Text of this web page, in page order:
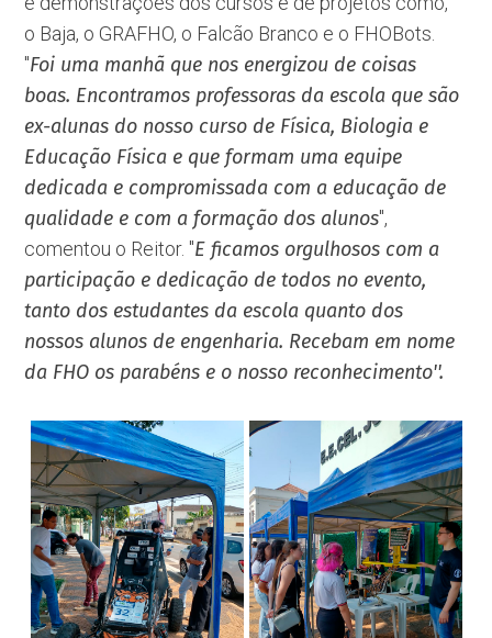
o Baja, o GRAFHO, o Falcão Branco e o FHOBots.
''Foi uma manhã que nos energizou de coisas
boas. Encontramos professoras da escola que são
ex-alunas do nosso curso de Física, Biologia e
Educação Física e que formam uma equipe
dedicada e compromissada com a educação de
qualidade e com a formação dos alunos'',
comentou o Reitor. ''E ficamos orgulhosos com a
participação e dedicação de todos no evento,
tanto dos estudantes da escola quanto dos
nossos alunos de engenharia. Recebam em nome
da FHO os parabéns e o nosso reconhecimento''.